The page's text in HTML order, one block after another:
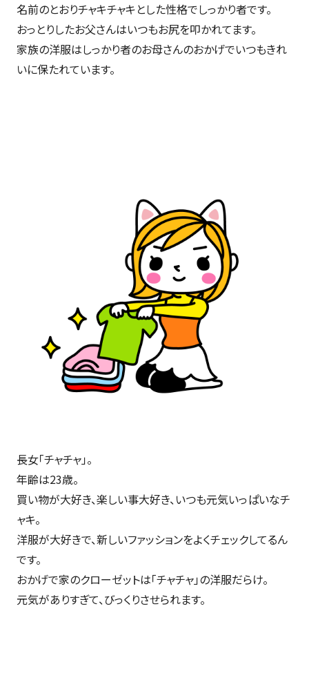
名前のとおりチャキチャキとした性格でしっかり者です。
おっとりしたお父さんはいつもお尻を叩かれてます。
家族の洋服はしっかり者のお母さんのおかげでいつもきれ
いに保たれています。
長女「チャチャ」。
年齢は23歳。
買い物が大好き、楽しい事大好き、いつも元気いっぱいなチ
ャキ。
洋服が大好きで、新しいファッションをよくチェックしてるん
です。
おかげで家のクローゼットは「チャチャ」の洋服だらけ。
元気がありすぎて、びっくりさせられます。